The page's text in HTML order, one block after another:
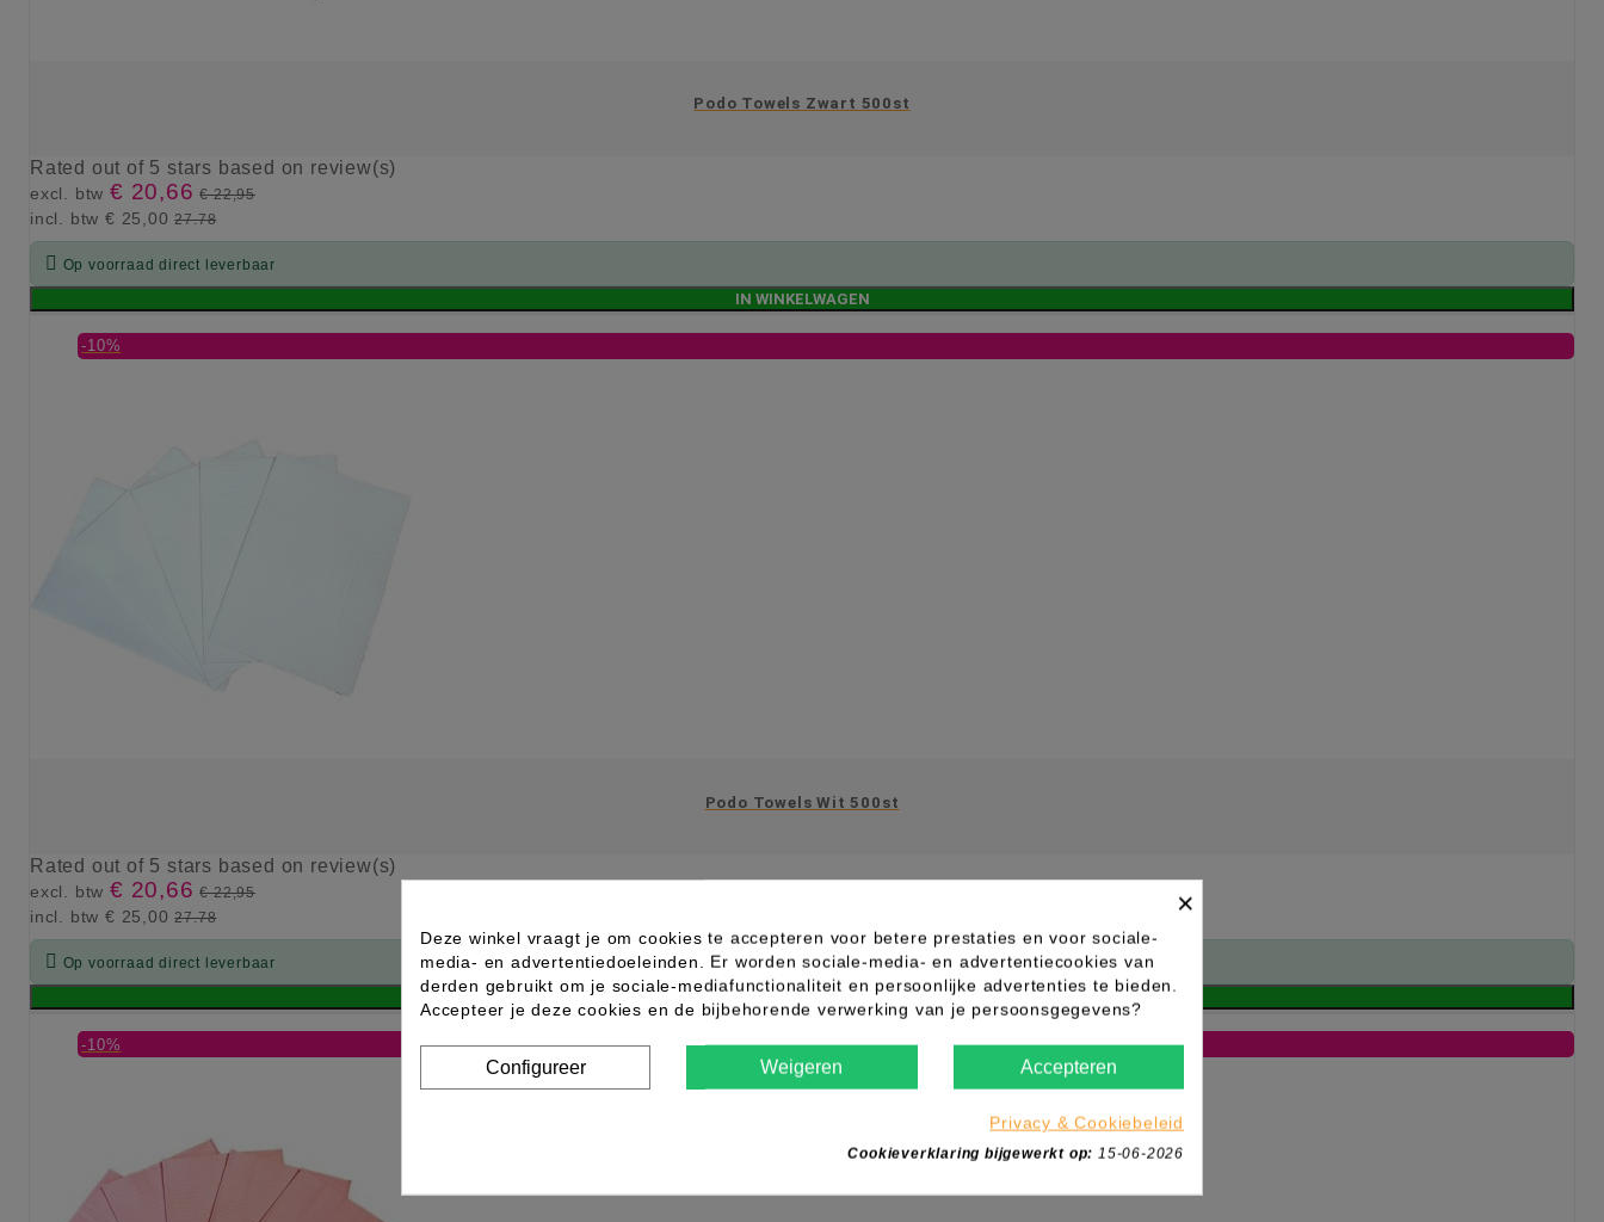
Podo Towels Zwart 500st
Rated out of 5 stars based on review(s)
excl. btw € 20,66 € 22,95
incl. btw € 25,00 27.78
 Op voorraad direct leverbaar
IN WINKELWAGEN
-10%
Podo Towels Wit 500st
Rated out of 5 stars based on review(s)
excl. btw € 20,66 € 22,95
incl. btw € 25,00 27.78
 Op voorraad direct leverbaar
IN WINKELWAGEN
-10%
×
Deze winkel vraagt je om cookies te accepteren voor betere prestaties en voor sociale-
media- en advertentiedoeleinden. Er worden sociale-media- en advertentiecookies van
derden gebruikt om je sociale-mediafunctionaliteit en persoonlijke advertenties te bieden.
Accepteer je deze cookies en de bijbehorende verwerking van je persoonsgegevens?
Configureer Weigeren Accepteren
Privacy & Cookiebeleid
Cookieverklaring bijgewerkt op: 15-06-2026